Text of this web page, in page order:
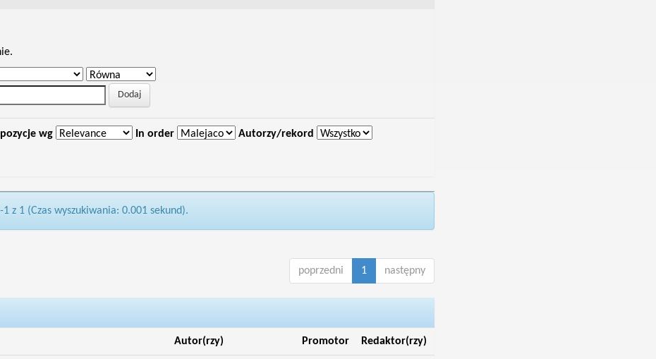
wg In order Autorzy/rekord
1 z 1 (Czas wyszukiwania: 0.001 sekund).
poprzedni 1 następny
Autor(rzy) Promotor Redaktor(rzy)